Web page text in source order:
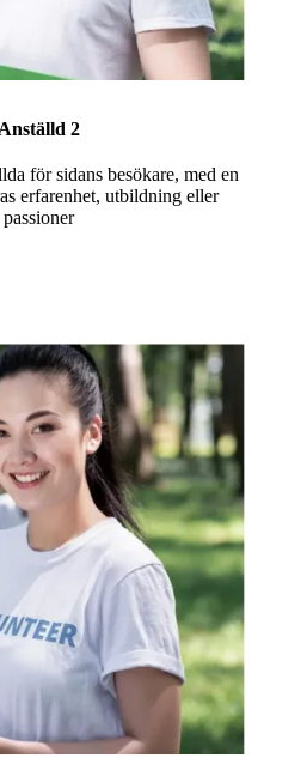
Anställd 2
för sidans besökare, med en
erfarenhet, utbildning eller
passioner